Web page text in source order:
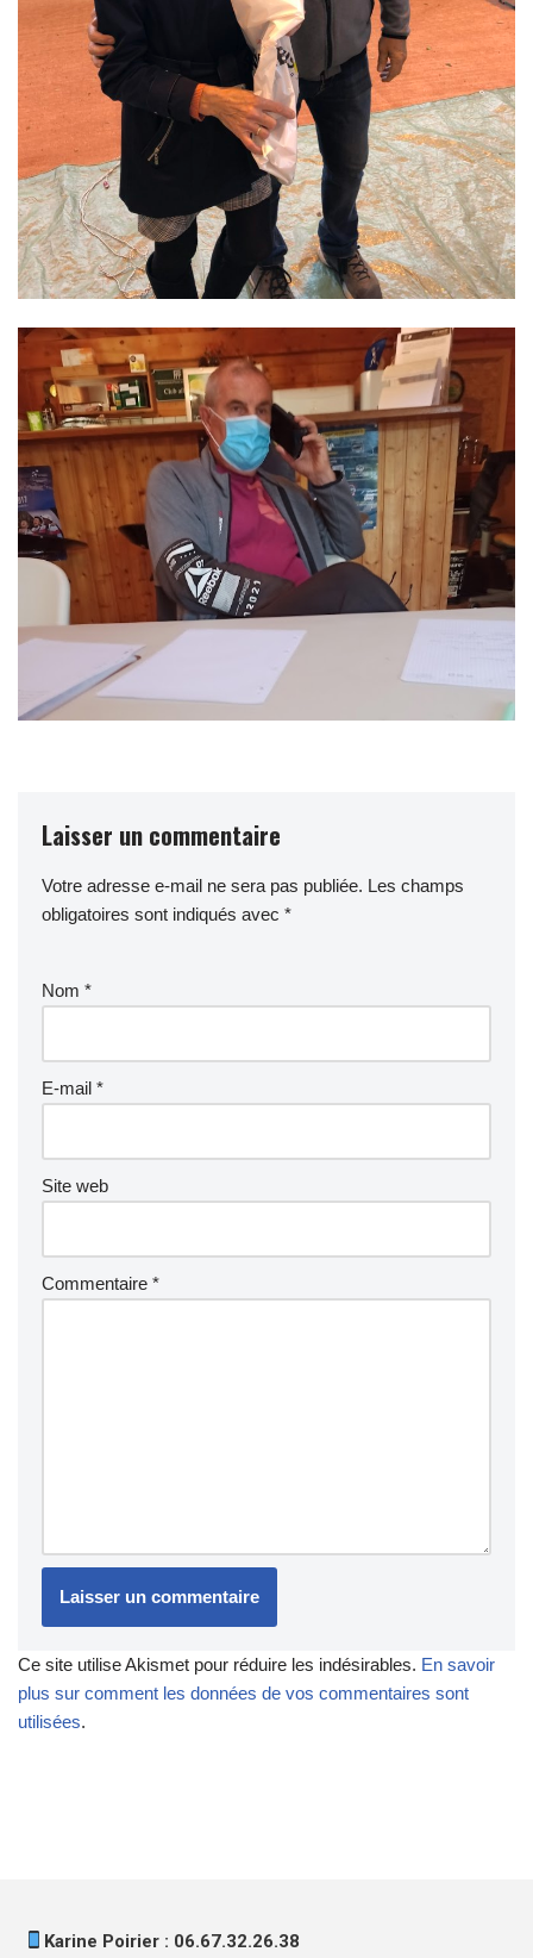
Laisser un commentaire
Votre adresse e-mail ne sera pas publiée. Les champs
obligatoires sont indiqués avec *
Nom *
E-mail *
Site web
Commentaire *
Ce site utilise Akismet pour réduire les indésirables. En savoir
plus sur comment les données de vos commentaires sont
utilisées.
Karine Poirier : 06.67.32.26.38